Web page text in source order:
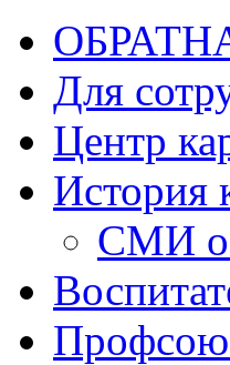
Для
Центр
История
СМИ о